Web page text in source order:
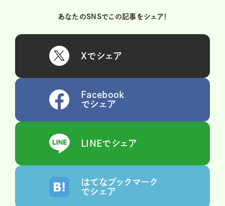
あなたのSNSでこの記事をシェア！
Xでシェア
Facebook
でシェア
LINEでシェア
はてなブックマーク
でシェア